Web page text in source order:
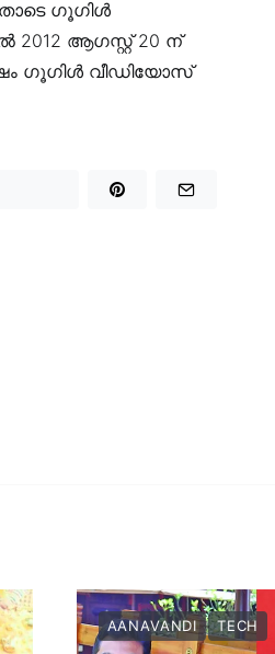
ഗൂഗിൾ
2012 ആഗസ്റ്റ് 20 ന്
ഗൂഗിൾ വീഡിയോസ്
AANAVANDI TECH